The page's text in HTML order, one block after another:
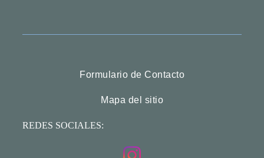
Formulario de Contacto
Mapa del sitio
REDES SOCIALES: